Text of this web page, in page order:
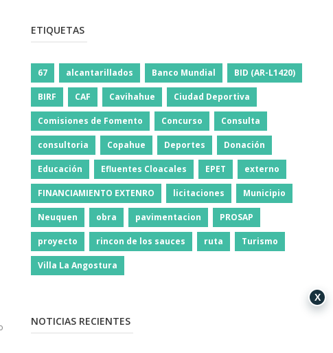
ETIQUETAS
67 alcantarillados Banco Mundial BID (AR-L1420)
BIRF CAF Cavihahue Ciudad Deportiva
Comisiones de Fomento Concurso Consulta
consultoria Copahue Deportes Donación
Educación Efluentes Cloacales EPET externo
FINANCIAMIENTO EXTENRO licitaciones Municipio
Neuquen obra pavimentacion PROSAP
proyecto rincon de los sauces ruta Turismo
Villa La Angostura
NOTICIAS RECIENTES
X